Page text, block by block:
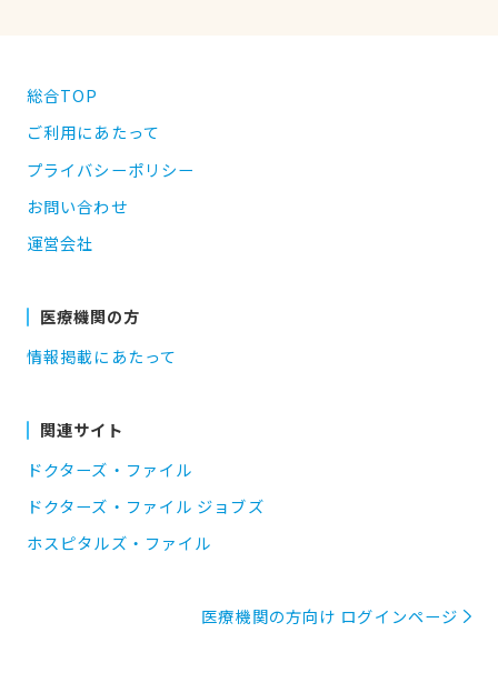
総合TOP
ご利用にあたって
プライバシーポリシー
お問い合わせ
運営会社
医療機関の方
情報掲載にあたって
関連サイト
ドクターズ・ファイル
ドクターズ・ファイル ジョブズ
ホスピタルズ・ファイル
医療機関の方向け ログインページ